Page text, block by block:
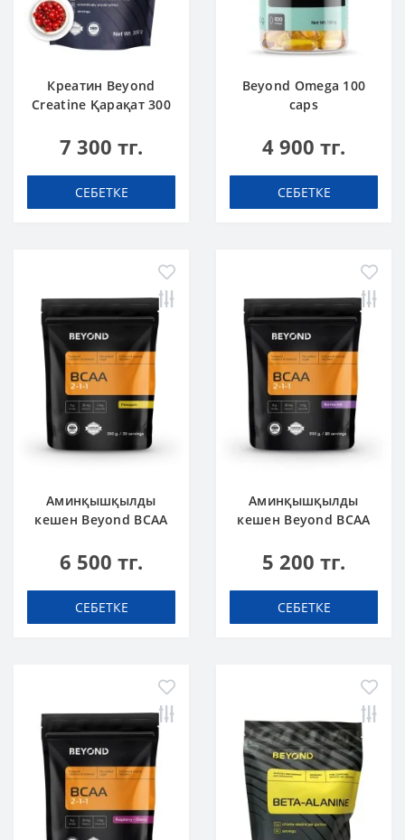
Креатин Beyond
Creatine Қарақат 300
7 300 тг.
СЕБЕТКЕ
Beyond Omega 100
caps
4 900 тг.
СЕБЕТКЕ
Аминқышқылды
кешен Beyond BCAA
6 500 тг.
СЕБЕТКЕ
Аминқышқылды
кешен Beyond BCAA
г
5 200 тг.
СЕБЕТКЕ